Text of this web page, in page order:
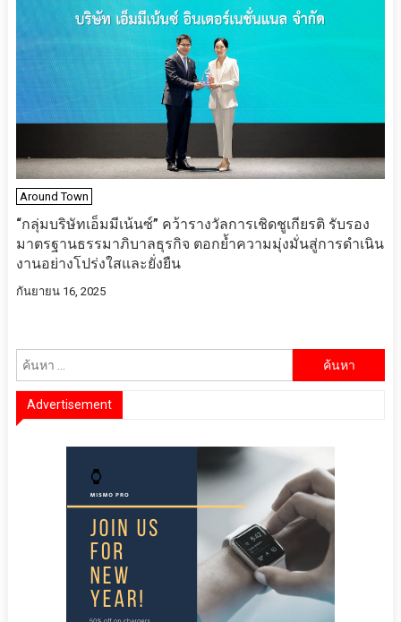
Around Town
“กลุ่มบริษัทเอ็มมีเน้นซ์” คว้ารางวัลการเชิดชูเกียรติ รับรอง
มาตรฐานธรรมาภิบาลธุรกิจ ตอกย้ำความมุ่งมั่นสู่การดำเนิน
งานอย่างโปร่งใสและยั่งยืน
กันยายน 16, 2025
สำหรับ:
Advertisement